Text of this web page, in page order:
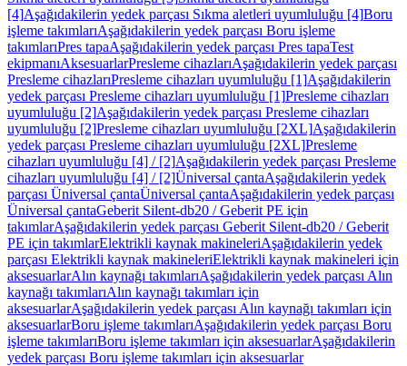
[4]Aşağıdakilerin yedek parçası Sıkma aletleri uyumluluğu [4]Boru
işleme takımlarıAşağıdakilerin yedek parçası Boru işleme
takımlarıPres tapaAşağıdakilerin yedek parçası Pres tapaTest
ekipmanıAksesuarlarPresleme cihazlarıAşağıdakilerin yedek parçası
Presleme cihazlarıPresleme cihazları uyumluluğu [1]Aşağıdakilerin
yedek parçası Presleme cihazları uyumluluğu [1]Presleme cihazları
uyumluluğu [2]Aşağıdakilerin yedek parçası Presleme cihazları
uyumluluğu [2]Presleme cihazları uyumluluğu [2XL]Aşağıdakilerin
yedek parçası Presleme cihazları uyumluluğu [2XL]Presleme
cihazları uyumluluğu [4] / [2]Aşağıdakilerin yedek parçası Presleme
cihazları uyumluluğu [4] / [2]Üniversal çantaAşağıdakilerin yedek
parçası Üniversal çantaÜniversal çantaAşağıdakilerin yedek parçası
Üniversal çantaGeberit Silent-db20 / Geberit PE için
takımlarAşağıdakilerin yedek parçası Geberit Silent-db20 / Geberit
PE için takımlarElektrikli kaynak makineleriAşağıdakilerin yedek
parçası Elektrikli kaynak makineleriElektrikli kaynak makineleri için
aksesuarlarAlın kaynağı takımlarıAşağıdakilerin yedek parçası Alın
kaynağı takımlarıAlın kaynağı takımları için
aksesuarlarAşağıdakilerin yedek parçası Alın kaynağı takımları için
aksesuarlarBoru işleme takımlarıAşağıdakilerin yedek parçası Boru
işleme takımlarıBoru işleme takımları için aksesuarlarAşağıdakilerin
yedek parçası Boru işleme takımları için aksesuarlar